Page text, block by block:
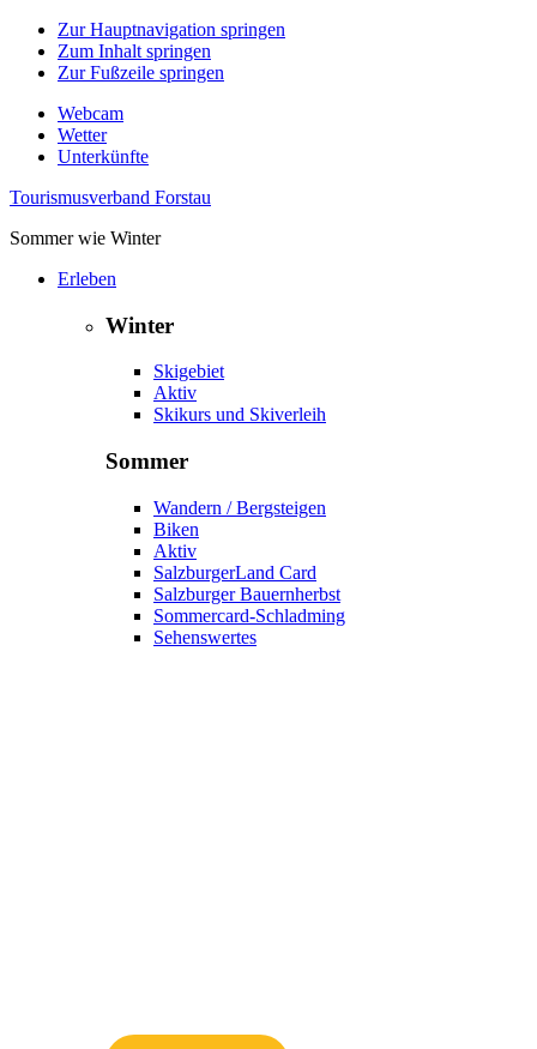
Zur Hauptnavigation springen
Zum Inhalt springen
Zur Fußzeile springen
Webcam
Wetter
Unterkünfte
Tourismusverband Forstau
Sommer wie Winter
Erleben
Winter
Skigebiet
Aktiv
Skikurs und Skiverleih
Sommer
Wandern / Bergsteigen
Biken
Aktiv
SalzburgerLand Card
Salzburger Bauernherbst
Sommercard-Schladming
Sehenswertes